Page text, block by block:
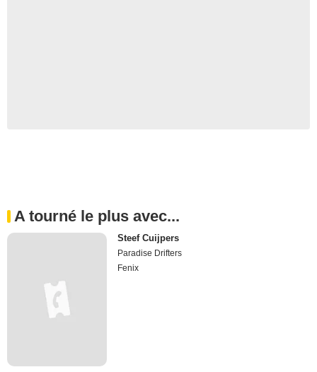
A tourné le plus avec...
Steef Cuijpers
Paradise Drifters
Fenix